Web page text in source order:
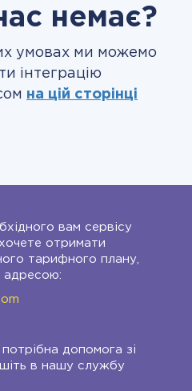
немає?
умовах ми можемо
інтеграцію
на цій сторінці
вам сервісу
отримати
тарифного плану,
адресою:
допомога зі
в нашу службу